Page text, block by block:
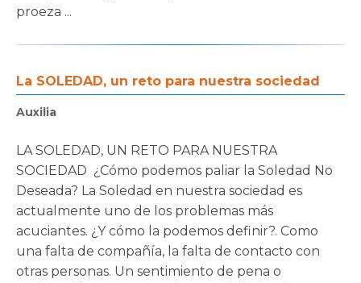
proeza ...
La SOLEDAD, un reto para nuestra sociedad
Auxilia
LA SOLEDAD, UN RETO PARA NUESTRA
SOCIEDAD ¿Cómo podemos paliar la Soledad No
Deseada? La Soledad en nuestra sociedad es
actualmente uno de los problemas más
acuciantes. ¿Y cómo la podemos definir?. Como
una falta de compañía, la falta de contacto con
otras personas. Un sentimiento de pena o